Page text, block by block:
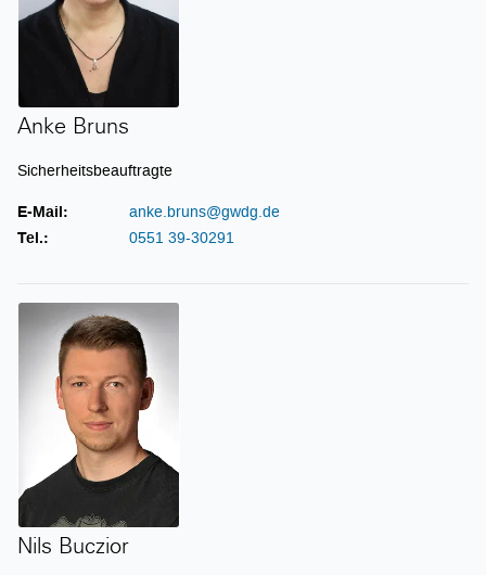
Anke Bruns
Sicherheitsbeauftragte
E-Mail:
anke.bruns@gwdg.de
Tel.:
0551 39-30291
Nils Buczior